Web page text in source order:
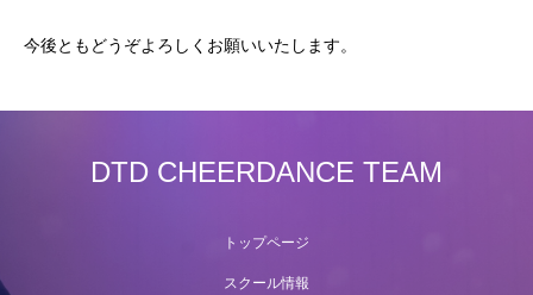
今後ともどうぞよろしくお願いいたします。
DTD CHEERDANCE TEAM
トップページ
スクール情報